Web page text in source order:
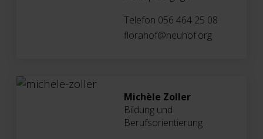
Telefon 056 464 25 08
florahof@neuhof.org
Michèle Zoller
Bildung und
Berufsorientierung